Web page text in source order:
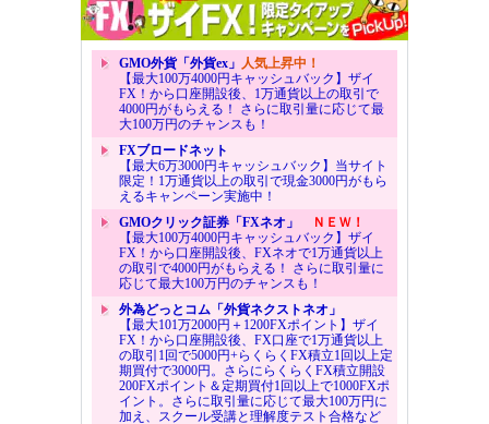
GMO外貨「外貨ex」 人気上昇中！
【最大100万4000円キャッシュバック】ザイ
FX！から口座開設後、1万通貨以上の取引で
4000円がもらえる！ さらに取引量に応じて最
大100万円のチャンスも！
FXブロードネット
【最大6万3000円キャッシュバック】当サイト
限定！1万通貨以上の取引で現金3000円がもら
えるキャンペーン実施中！
GMOクリック証券「FXネオ」
ＮＥＷ！
【最大100万4000円キャッシュバック】ザイ
FX！から口座開設後、FXネオで1万通貨以上
の取引で4000円がもらえる！ さらに取引量に
応じて最大100万円のチャンスも！
外為どっとコム「外貨ネクストネオ」
【最大101万2000円＋1200FXポイント】ザイ
FX！から口座開設後、FX口座で1万通貨以上
の取引1回で5000円+らくらくFX積立1回以上定
期買付で3000円。さらにらくらくFX積立開設
200FXポイント＆定期買付1回以上で1000FXポ
イント。さらに取引量に応じて最大100万円に
加え、スクール受講と理解度テスト合格など